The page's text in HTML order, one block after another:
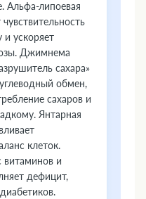
Альфа-липоевая
и ускоряет
Джимнема
сахара»
обмен,
сахаров и
Янтарная
клеток.
и
дефицит,